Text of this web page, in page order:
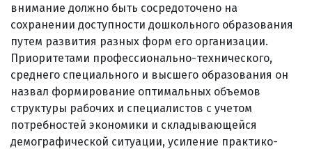
внимание должно быть сосредоточено на
сохранении доступности дошкольного образования
путем развития разных форм его организации.
Приоритетами профессионально-технического,
среднего специального и высшего образования он
назвал формирование оптимальных объемов
структуры рабочих и специалистов с учетом
потребностей экономики и складывающейся
демографической ситуации, усиление практико-